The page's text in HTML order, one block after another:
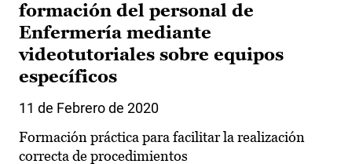
formación del personal de
Enfermería mediante
videotutoriales sobre equipos
específicos
11 de Febrero de 2020
Formación práctica para facilitar la realización
correcta de procedimientos